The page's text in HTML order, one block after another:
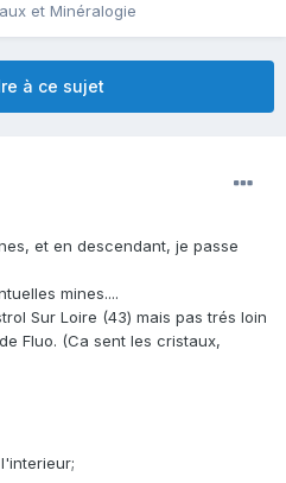
et Minéralogie
à ce sujet
et en descendant, je passe
mines....
Sur Loire (43) mais pas trés loin
Fluo. (Ca sent les cristaux,